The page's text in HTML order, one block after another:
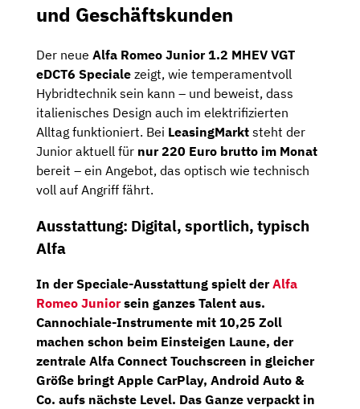
und Geschäftskunden
Der neue Alfa Romeo Junior 1.2 MHEV VGT
eDCT6 Speciale zeigt, wie temperamentvoll
Hybridtechnik sein kann – und beweist, dass
italienisches Design auch im elektrifizierten
Alltag funktioniert. Bei LeasingMarkt steht der
Junior aktuell für nur 220 Euro brutto im Monat
bereit – ein Angebot, das optisch wie technisch
voll auf Angriff fährt.
Ausstattung: Digital, sportlich, typisch
Alfa
In derSpeciale-Ausstattung spielt derAlfa
Romeo Juniorsein ganzes Talent aus.
Cannochiale-Instrumente mit 10,25 Zoll
machen schon beim Einsteigen Laune, der
zentrale Alfa Connect Touchscreen in gleicher
Größe bringt Apple CarPlay, Android Auto &
Co. aufs nächste Level. Das Ganze verpackt in